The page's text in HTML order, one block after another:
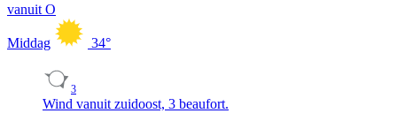
vanuit O
Middag 34°
3
Wind vanuit zuidoost, 3 beaufort.